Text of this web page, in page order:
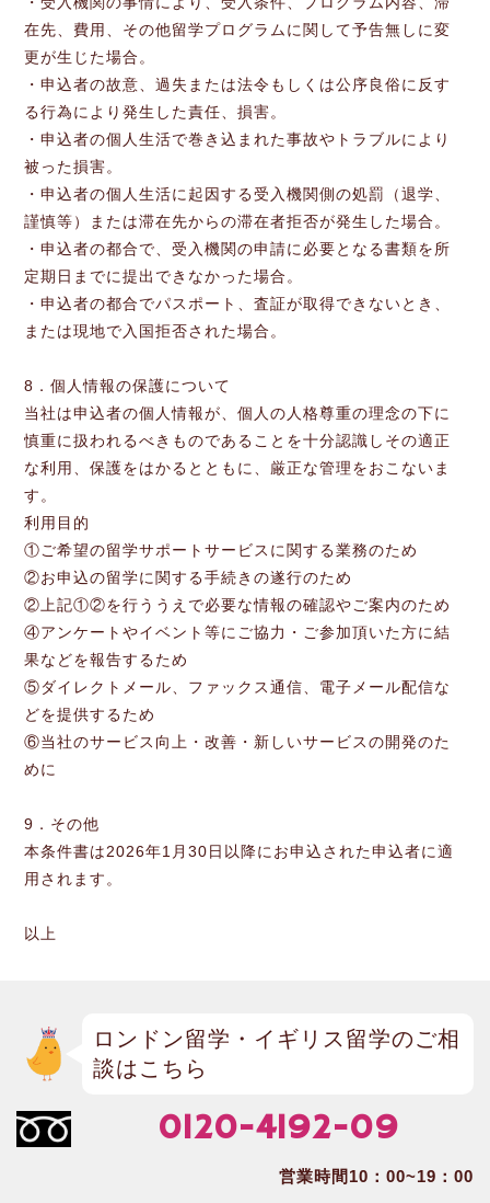
在先、費用、その他留学プログラムに関して予告無しに変
更が生じた場合。
・申込者の故意、過失または法令もしくは公序良俗に反す
る行為により発生した責任、損害。
・申込者の個人生活で巻き込まれた事故やトラブルにより
被った損害。
・申込者の個人生活に起因する受入機関側の処罰（退学、
謹慎等）または滞在先からの滞在者拒否が発生した場合。
・申込者の都合で、受入機関の申請に必要となる書類を所
定期日までに提出できなかった場合。
・申込者の都合でパスポート、査証が取得できないとき、
または現地で入国拒否された場合。
8．個人情報の保護について
当社は申込者の個人情報が、個人の人格尊重の理念の下に
慎重に扱われるべきものであることを十分認識しその適正
な利用、保護をはかるとともに、厳正な管理をおこないま
す。
利用目的
①ご希望の留学サポートサービスに関する業務のため
②お申込の留学に関する手続きの遂行のため
②上記①②を行ううえで必要な情報の確認やご案内のため
④アンケートやイベント等にご協力・ご参加頂いた方に結
果などを報告するため
⑤ダイレクトメール、ファックス通信、電子メール配信な
どを提供するため
⑥当社のサービス向上・改善・新しいサービスの開発のた
めに
9．その他
本条件書は2026年1月30日以降にお申込された申込者に適
用されます。
以上
ロンドン留学・イギリス留学のご相
談はこちら
0120-4192-09
営業時間10：00~19：00